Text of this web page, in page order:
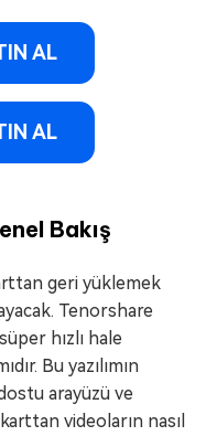
AL
AL
Bakış
geri yüklemek
Tenorshare
hızlı hale
Bu yazılımın
arayüzü ve
videoların nasıl